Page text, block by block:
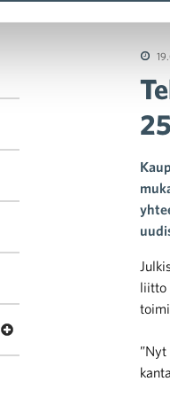
liitto
Avaa valikko